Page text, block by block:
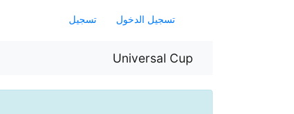
تسجيل الدخول تسجيل
Universal Cup